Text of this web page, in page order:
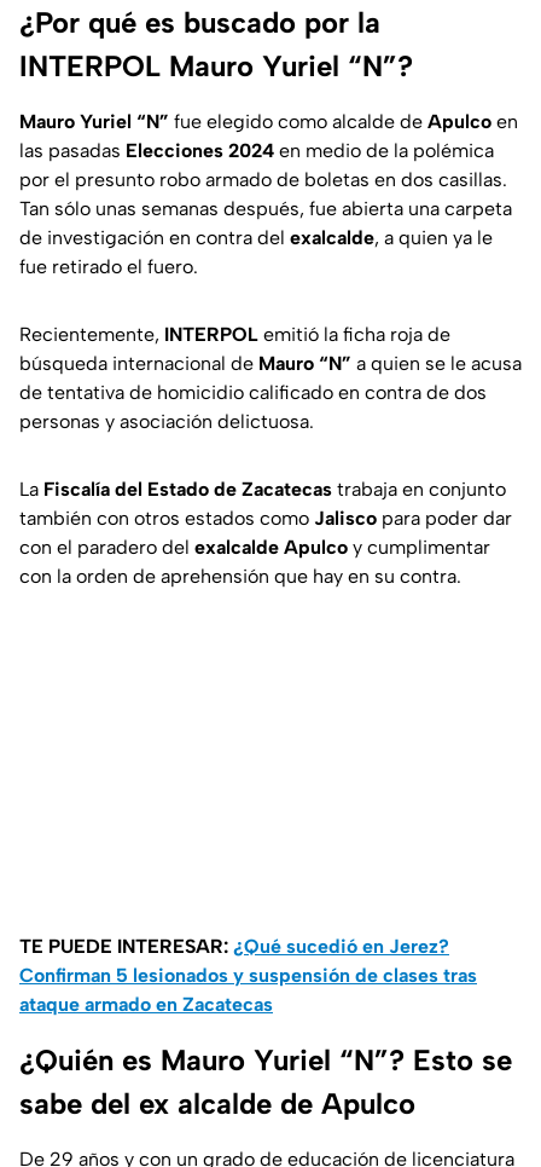
¿Por qué es buscado por la
INTERPOL Mauro Yuriel “N”?
Mauro Yuriel “N” fue elegido como alcalde de Apulco en
las pasadas Elecciones 2024 en medio de la polémica
por el presunto robo armado de boletas en dos casillas.
Tan sólo unas semanas después, fue abierta una carpeta
de investigación en contra del exalcalde, a quien ya le
fue retirado el fuero.
Recientemente, INTERPOL emitió la ficha roja de
búsqueda internacional de Mauro “N” a quien se le acusa
de tentativa de homicidio calificado en contra de dos
personas y asociación delictuosa.
La Fiscalía del Estado de Zacatecas trabaja en conjunto
también con otros estados como Jalisco para poder dar
con el paradero del exalcalde Apulco y cumplimentar
con la orden de aprehensión que hay en su contra.
TE PUEDE INTERESAR: ¿Qué sucedió en Jerez?
Confirman 5 lesionados y suspensión de clases tras
ataque armado en Zacatecas
¿Quién es Mauro Yuriel “N”? Esto se
sabe del ex alcalde de Apulco
De 29 años y con un grado de educación de licenciatura